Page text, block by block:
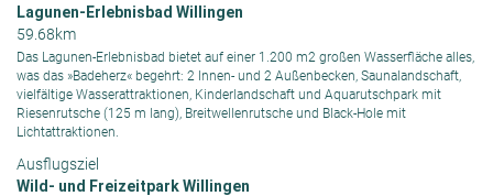
Lagunen-Erlebnisbad Willingen
59.68km
Das Lagunen-Erlebnisbad bietet auf einer 1.200 m2 großen Wasserfläche alles,
was das »Badeherz« begehrt: 2 Innen- und 2 Außenbecken, Saunalandschaft,
vielfältige Wasserattraktionen, Kinderlandschaft und Aquarutschpark mit
Riesenrutsche (125 m lang), Breitwellenrutsche und Black-Hole mit
Lichtattraktionen.
Ausflugsziel
Wild- und Freizeitpark Willingen